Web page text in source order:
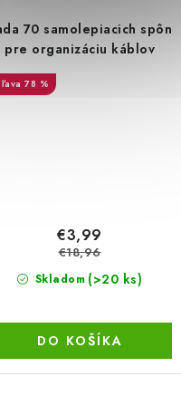
70 samolepiacich spôn
pre organizáciu káblov
78 %
Skladom (>20 ks)
€3,99
€18,96
DO KOŠÍKA